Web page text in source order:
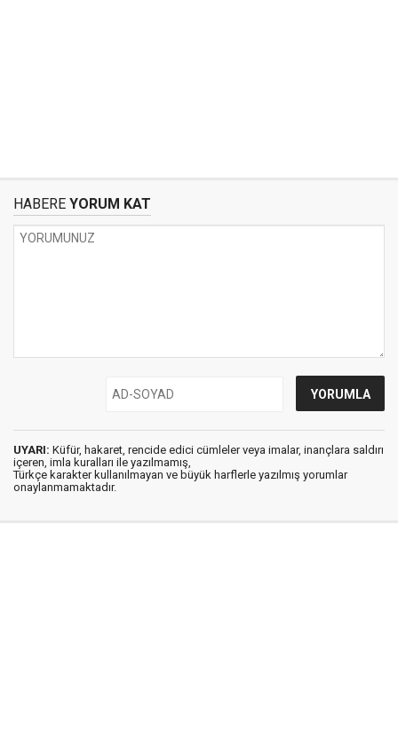
HABERE YORUM KAT
UYARI: Küfür, hakaret, rencide edici cümleler veya imalar, inançlara saldırı
içeren, imla kuralları ile yazılmamış,
Türkçe karakter kullanılmayan ve büyük harflerle yazılmış yorumlar
onaylanmamaktadır.